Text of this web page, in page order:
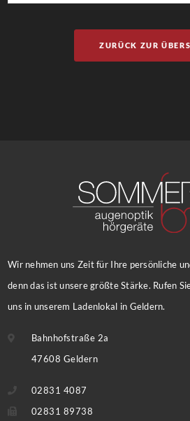
ZURÜCK ZUR
Wir nehmen uns Zeit für Ihre persönliche
denn das ist unsere größte Stärke. Rufen
uns in unserem Ladenlokal in Geldern.
Bahnhofstraße 2a
47608 Geldern
02831 4087
02831 89738